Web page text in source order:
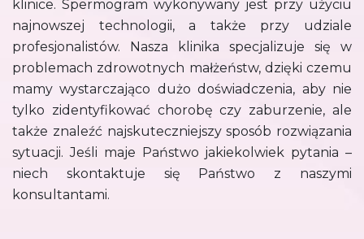
klinice. Spermogram wykonywany jest przy użyciu
najnowszej technologii, a także przy udziale
profesjonalistów. Nasza klinika specjalizuje się w
problemach zdrowotnych małżeństw, dzięki czemu
mamy wystarczająco dużo doświadczenia, aby nie
tylko zidentyfikować chorobę czy zaburzenie, ale
także znaleźć najskuteczniejszy sposób rozwiązania
sytuacji. Jeśli maje Państwo jakiekolwiek pytania –
niech skontaktuje się Państwo z naszymi
konsultantami.